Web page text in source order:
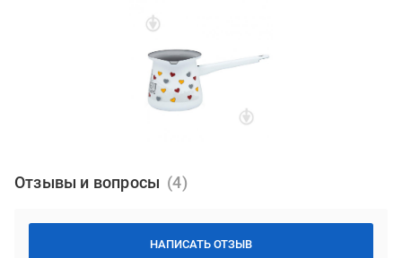
Отзывы и вопросы
НАПИСАТЬ ОТЗЫВ